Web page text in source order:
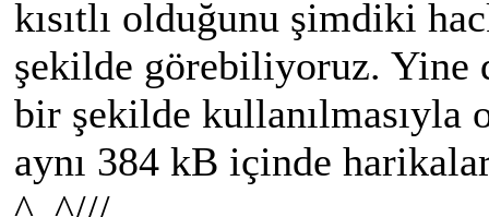
kısıtlı olduğunu şimdiki
şekilde görebiliyoruz. Yine
bir şekilde kullanılmasıyla
aynı 384 kB içinde